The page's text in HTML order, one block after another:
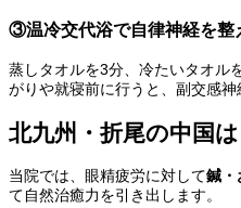
③温冷交代浴で自律神経を整
蒸しタオルを3分、冷たいタオル
がりや就寝前に行うと、副交感
北九州・折尾の中国
当院では、眼精疲労に対して鍼・
て自然治癒力を引き出します。